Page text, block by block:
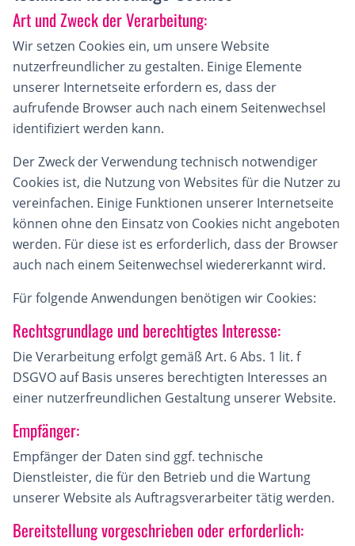
Art und Zweck der Verarbeitung:
Wir setzen Cookies ein, um unsere Website
nutzerfreundlicher zu gestalten. Einige Elemente
unserer Internetseite erfordern es, dass der
aufrufende Browser auch nach einem Seitenwechsel
identifiziert werden kann.
Der Zweck der Verwendung technisch notwendiger
Cookies ist, die Nutzung von Websites für die Nutzer zu
vereinfachen. Einige Funktionen unserer Internetseite
können ohne den Einsatz von Cookies nicht angeboten
werden. Für diese ist es erforderlich, dass der Browser
auch nach einem Seitenwechsel wiedererkannt wird.
Für folgende Anwendungen benötigen wir Cookies:
Rechtsgrundlage und berechtigtes Interesse:
Die Verarbeitung erfolgt gemäß Art. 6 Abs. 1 lit. f
DSGVO auf Basis unseres berechtigten Interesses an
einer nutzerfreundlichen Gestaltung unserer Website.
Empfänger:
Empfänger der Daten sind ggf. technische
Dienstleister, die für den Betrieb und die Wartung
unserer Website als Auftragsverarbeiter tätig werden.
Bereitstellung vorgeschrieben oder erforderlich: